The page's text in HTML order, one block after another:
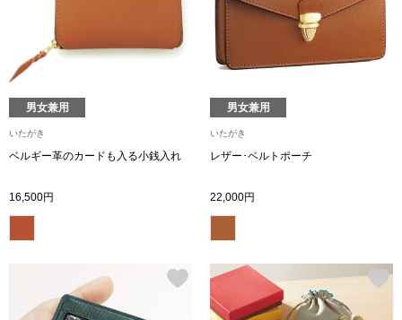
シューズ
スリップオン
パンプス
ブーツ
サンダル
男女兼用
いたがき
ベルギー革のカードも入る小銭入れ
16,500円
男女兼用
いたがき
レザー･ベルトポーチ
22,000円